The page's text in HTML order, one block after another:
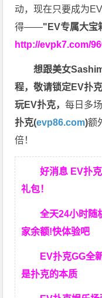
动，现在只要成为
得——"EV专属大宝
http://evpk7.com/
想跟美女
程，敬请锁定EV扑
玩EV扑克，每日多
扑克(evp86.com)额
倍！
好消息 EV扑
礼包！
全天24小时随
家余额!快体验吧
EV扑克GG全
是扑克的本质